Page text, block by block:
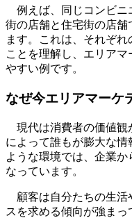
例えば、同じコンビニ
街の店舗と住宅街の店舗
ます。これは、それぞ
ことを理解し、エリア
やすい例です。
なぜ今エリアマーケ
現代は消費者の価値観
によって誰もが膨大な
ような環境では、企業か
なっています。
顧客は自分たちの生活
スを求める傾向が強ま